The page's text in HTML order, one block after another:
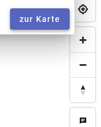
chat
zur Karte